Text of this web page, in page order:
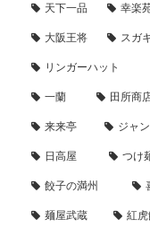
天下一品 幸楽
大阪王将 スガ
リンガーハット
一蘭 田所商
来来亭 ジャ
日高屋 つけ
餃子の満州
麺屋武蔵 紅